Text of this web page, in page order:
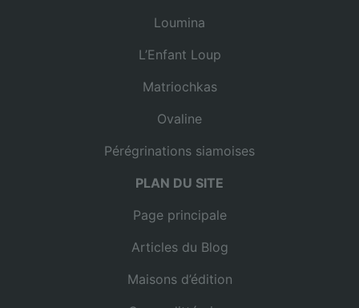
Loumina
L’Enfant Loup
Matriochkas
Ovaline
Pérégrinations siamoises
PLAN DU SITE
Page principale
Articles du Blog
Maisons d’édition